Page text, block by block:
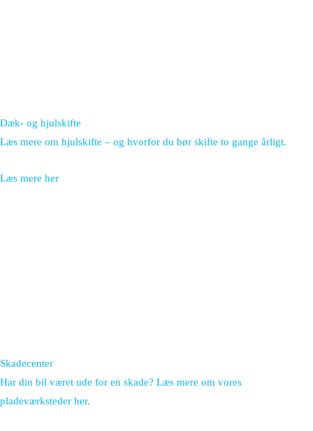
Dæk- og hjulskifte
Læs mere om hjulskifte – og hvorfor du bør skifte to gange årligt.
Læs mere her
Skadecenter
Har din bil været ude for en skade? Læs mere om vores
pladeværksteder her.